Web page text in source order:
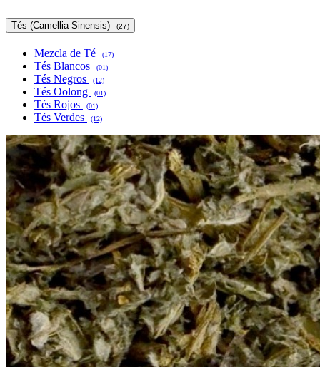
Tés (Camellia Sinensis) (27)
Mezcla de Té (17)
Tés Blancos (01)
Tés Negros (12)
Tés Oolong (01)
Tés Rojos (01)
Tés Verdes (12)